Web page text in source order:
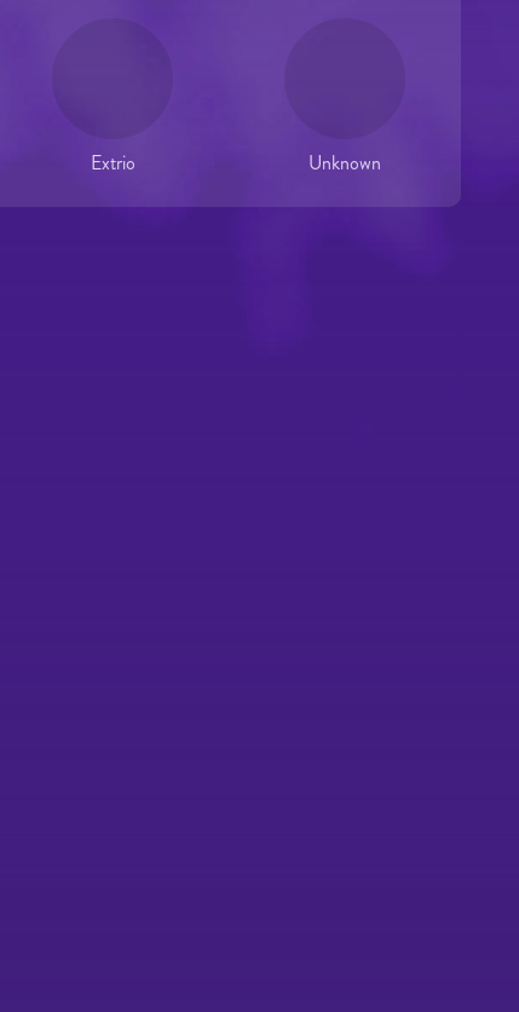
Extrio Unknown